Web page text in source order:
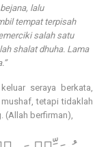
lalu
tempat terpisah
salah satu
shalat dhuha. Lama
seraya berkata,
tetapi tidaklah
(Allah berfirman),